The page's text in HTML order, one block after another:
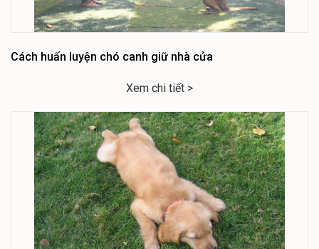
Cách huấn luyện chó canh giữ nhà cửa
Xem chi tiết >